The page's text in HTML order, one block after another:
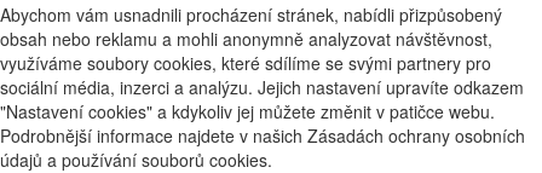
Abychom vám usnadnili procházení stránek, nabídli přizpůsobený
obsah nebo reklamu a mohli anonymně analyzovat návštěvnost,
využíváme soubory cookies, které sdílíme se svými partnery pro
sociální média, inzerci a analýzu. Jejich nastavení upravíte odkazem
"Nastavení cookies" a kdykoliv jej můžete změnit v patičce webu.
Podrobnější informace najdete v našich Zásadách ochrany osobních
údajů a používání souborů cookies.